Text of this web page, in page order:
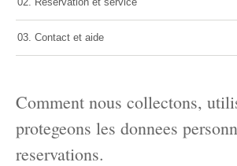
03. Contact et aide
Comment nous collectons,
protegeons les donnees
reservations.